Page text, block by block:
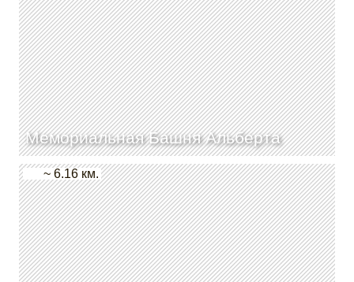
Мемориальная Башня Альберта
~ 6.16 км.